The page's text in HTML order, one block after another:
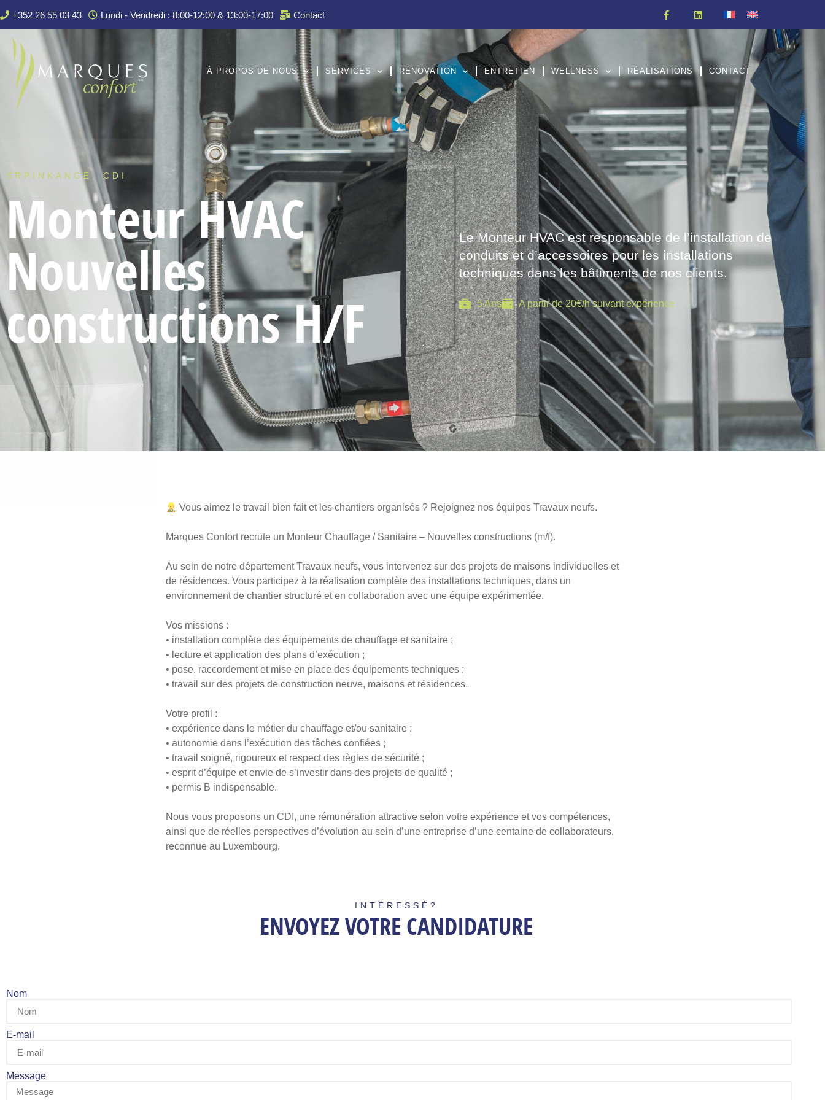
+352 26 55 03 43 Lundi - Vendredi : 8:00-12:00 & 13:00-17:00 Contact
À PROPOS DE NOUS SERVICES RÉNOVATION ENTRETIEN WELLNESS RÉALISATIONS CONTACT
SRPINKANGE, CDI
Monteur HVAC
Nouvelles
constructions H/F
Le Monteur HVAC est responsable de l’installation de
conduits et d’accessoires pour les installations
techniques dans les bâtiments de nos clients.
5 Ans A partir de 20€/h suivant expérience
Vous aimez le travail bien fait et les chantiers organisés ? Rejoignez nos équipes Travaux neufs.
Marques Confort recrute un Monteur Chauffage / Sanitaire – Nouvelles constructions (m/f).
Au sein de notre département Travaux neufs, vous intervenez sur des projets de maisons individuelles et
de résidences. Vous participez à la réalisation complète des installations techniques, dans un
environnement de chantier structuré et en collaboration avec une équipe expérimentée.
Vos missions :
• installation complète des équipements de chauffage et sanitaire ;
• lecture et application des plans d’exécution ;
• pose, raccordement et mise en place des équipements techniques ;
• travail sur des projets de construction neuve, maisons et résidences.
Votre profil :
• expérience dans le métier du chauffage et/ou sanitaire ;
• autonomie dans l’exécution des tâches confiées ;
• travail soigné, rigoureux et respect des règles de sécurité ;
• esprit d’équipe et envie de s’investir dans des projets de qualité ;
• permis B indispensable.
Nous vous proposons un CDI, une rémunération attractive selon votre expérience et vos compétences,
ainsi que de réelles perspectives d’évolution au sein d’une entreprise d’une centaine de collaborateurs,
reconnue au Luxembourg.
INTÉRESSÉ?
ENVOYEZ VOTRE CANDIDATURE
Nom
E-mail
Message